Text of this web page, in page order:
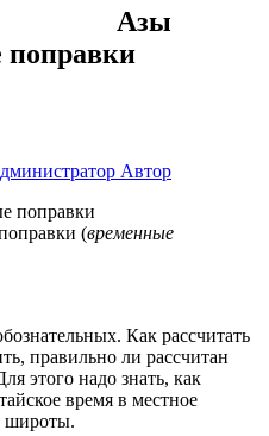
Азы
Автор
(временные
Как рассчитать
правильно ли рассчитан
этого надо знать, как
время в местное
широты.